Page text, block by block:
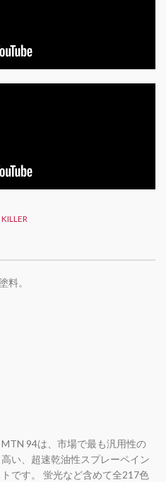
料。
MTN 94は、市場で最も汎用性の
高い、超速乾油性スプレーペイン
トです。 蛍光など含めて全217色